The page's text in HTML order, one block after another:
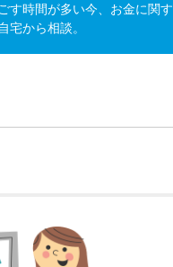
す時間が多い今、お金に関
宅から相談。